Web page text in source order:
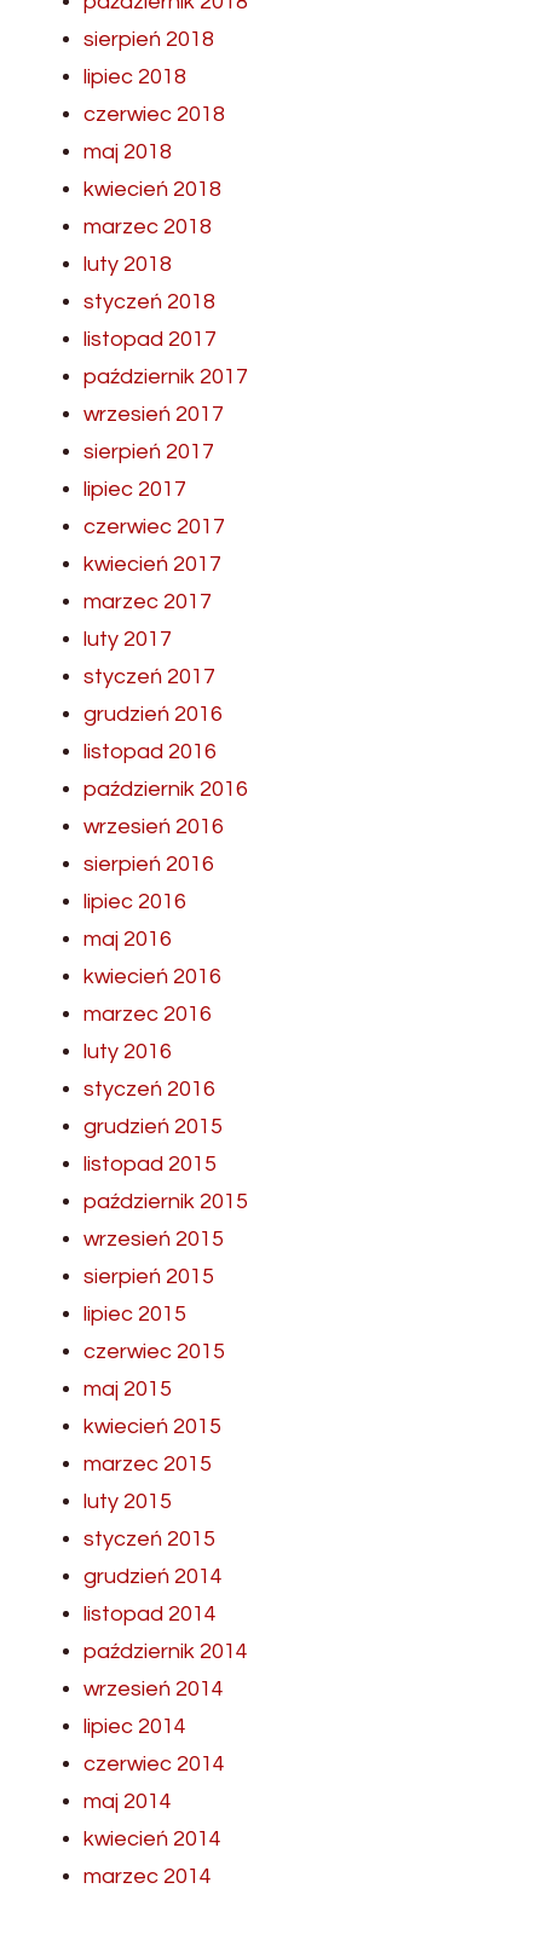
sierpień 2018
lipiec 2018
czerwiec 2018
maj 2018
kwiecień 2018
marzec 2018
luty 2018
styczeń 2018
listopad 2017
październik 2017
wrzesień 2017
sierpień 2017
lipiec 2017
czerwiec 2017
kwiecień 2017
marzec 2017
luty 2017
styczeń 2017
grudzień 2016
listopad 2016
październik 2016
wrzesień 2016
sierpień 2016
lipiec 2016
maj 2016
kwiecień 2016
marzec 2016
luty 2016
styczeń 2016
grudzień 2015
listopad 2015
październik 2015
wrzesień 2015
sierpień 2015
lipiec 2015
czerwiec 2015
maj 2015
kwiecień 2015
marzec 2015
luty 2015
styczeń 2015
grudzień 2014
listopad 2014
październik 2014
wrzesień 2014
lipiec 2014
czerwiec 2014
maj 2014
kwiecień 2014
marzec 2014